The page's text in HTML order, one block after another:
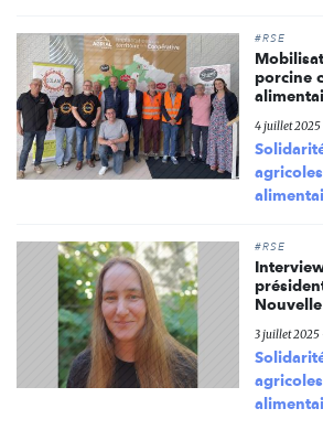
#RSE
porcine
4 juillet 2025
#RSE
3 juillet 2025